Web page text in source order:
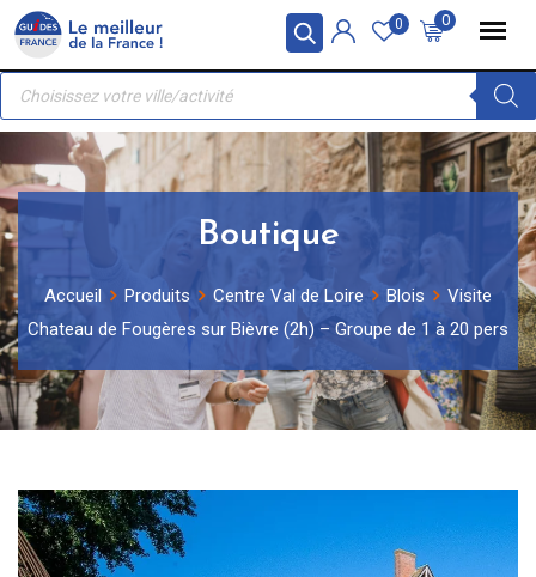
Panneau de gestion des cookies
Skip
content
0
0
Recherche
produits
Boutique
Accueil Produits Centre Val de Loire Blois
Visite
Chateau de Fougères sur Bièvre (2h) – Groupe de 1 à 20 pers